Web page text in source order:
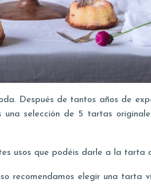
Después de tantos años de
selección de 5 tartas
usos que podéis darle a la tarta
recomendamos elegir una tarta